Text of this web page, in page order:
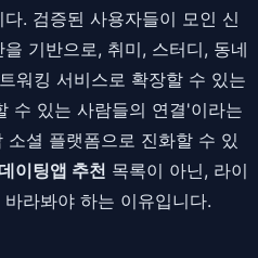
. 검증된 사용자들이 모인 신
기반으로, 취미, 스터디, 동네
워킹 서비스로 확장할 수 있는
수 있는 사람들의 연결'이라는
소셜 플랫폼으로 진화할 수 있
이팅앱 추천 목록이 아닌, 라이
라봐야 하는 이유입니다.